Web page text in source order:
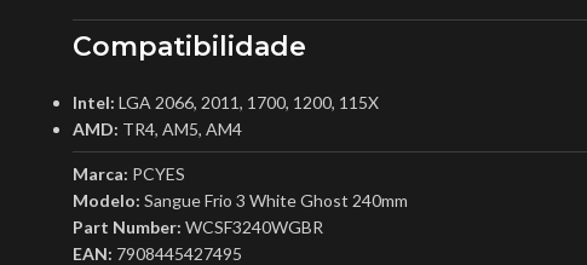
Compatibilidade
Intel: LGA 2066, 2011, 1700, 1200, 115X
AMD: TR4, AM5, AM4
Marca: PCYES
Modelo: Sangue Frio 3 White Ghost 240mm
Part Number: WCSF3240WGBR
EAN: 7908445427495